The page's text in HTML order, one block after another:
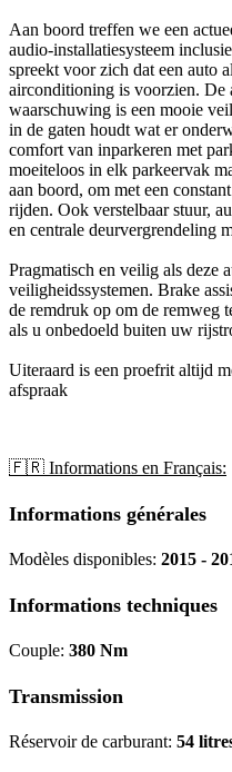
Aan boord treffen we een
audio-installatiesysteem
spreekt voor zich dat een auto
airconditioning is voorzien. De
waarschuwing is een mooie
in de gaten houdt wat er
comfort van inparkeren met
moeiteloos in elk parkeervak
aan boord, om met een
rijden. Ook verstelbaar stuur,
en centrale deurvergrendeling
Pragmatisch en veilig als deze
veiligheidssystemen. Brake
de remdruk op om de remweg
als u onbedoeld buiten uw
Uiteraard is een proefrit altijd
afspraak
🇫🇷 Informations en Français:
Informations générales
Modèles disponibles: 2015 -
Informations techniques
Couple: 380 Nm
Transmission
Réservoir de carburant: 54